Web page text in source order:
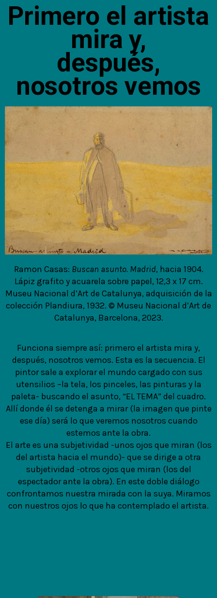
Primero el artista
mira y,
después,
nosotros vemos
Ramon Casas: Buscan asunto. Madrid, hacia 1904.
Lápiz grafito y acuarela sobre papel, 12,3 x 17 cm.
Museu Nacional d’Art de Catalunya, adquisición de la
colección Plandiura, 1932. © Museu Nacional d’Art de
Catalunya, Barcelona, 2023.
Funciona siempre así: primero el artista mira y,
después, nosotros vemos. Esta es la secuencia. El
pintor sale a explorar el mundo cargado con sus
utensilios –la tela, los pinceles, las pinturas y la
paleta- buscando el asunto, “EL TEMA” del cuadro.
Allí donde él se detenga a mirar (la imagen que pinte
ese día) será lo que veremos nosotros cuando
estemos ante la obra.
El arte es una subjetividad -unos ojos que miran (los
del artista hacia el mundo)- que se dirige a otra
subjetividad -otros ojos que miran (los del
espectador ante la obra). En este doble diálogo
confrontamos nuestra mirada con la suya. Miramos
con nuestros ojos lo que ha contemplado el artista.